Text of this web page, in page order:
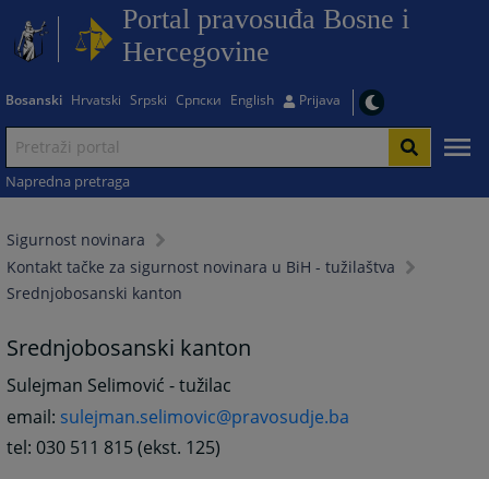
Portal pravosuđa Bosne i
Hercegovine
Bosanski Hrvatski Srpski Српски English Prijava
Napredna pretraga
Sigurnost novinara
Kontakt tačke za sigurnost novinara u BiH - tužilaštva
Srednjobosanski kanton
Srednjobosanski kanton
Sulejman Selimović - tužilac
email: sulejman.selimovic@pravosudje.ba
tel: 030 511 815 (ekst. 125)